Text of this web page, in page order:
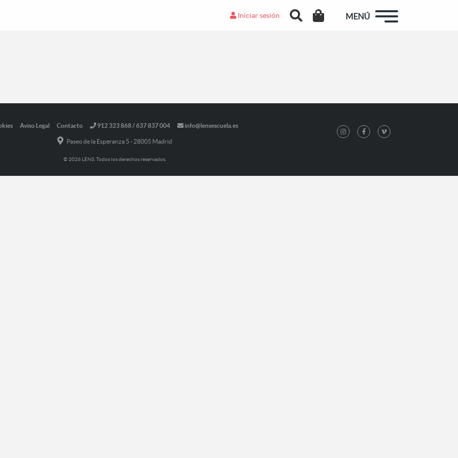
Iniciar sesión MENÚ
Aviso Legal Contacto 912 323 868 / 637 837 004 info@lensescuela.es
Paseo de la Esperanza 5 - 28005 Madrid
© 2026 LENS. Todos los derechos reservados.